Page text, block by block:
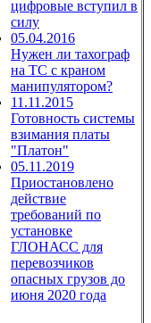
цифровые вступил в
силу
05.04.2016
Нужен ли тахограф
на ТС с краном
манипулятором?
11.11.2015
Готовность системы
взимания платы
"Платон"
05.11.2019
Приостановлено
действие
требований по
установке
ГЛОНАСС для
перевозчиков
опасных грузов до
июня 2020 года